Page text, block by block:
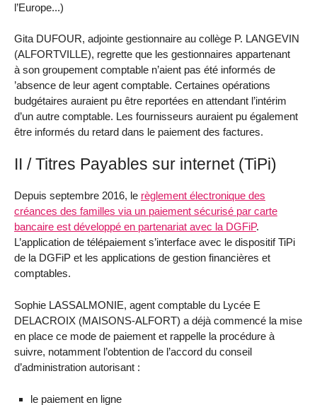
l’Europe...)
Gita DUFOUR, adjointe gestionnaire au collège P. LANGEVIN
(ALFORTVILLE), regrette que les gestionnaires appartenant
à son groupement comptable n’aient pas été informés de
’absence de leur agent comptable. Certaines opérations
budgétaires auraient pu être reportées en attendant l’intérim
d’un autre comptable. Les fournisseurs auraient pu également
être informés du retard dans le paiement des factures.
II / Titres Payables sur internet (TiPi)
Depuis septembre 2016, le règlement électronique des
créances des familles via un paiement sécurisé par carte
bancaire est développé en partenariat avec la DGFiP.
L’application de télépaiement s’interface avec le dispositif TiPi
de la DGFiP et les applications de gestion financières et
comptables.
Sophie LASSALMONIE, agent comptable du Lycée E
DELACROIX (MAISONS-ALFORT) a déjà commencé la mise
en place ce mode de paiement et rappelle la procédure à
suivre, notamment l’obtention de l’accord du conseil
d’administration autorisant :
le paiement en ligne